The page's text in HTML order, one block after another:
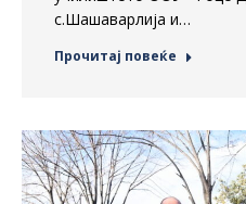
с.Шашаварлија и…
Прочитај повеќе